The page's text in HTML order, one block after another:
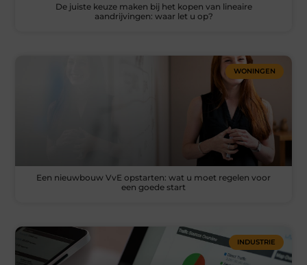
De juiste keuze maken bij het kopen van lineaire
aandrijvingen: waar let u op?
WONINGEN
Een nieuwbouw VvE opstarten: wat u moet regelen voor
een goede start
INDUSTRIE